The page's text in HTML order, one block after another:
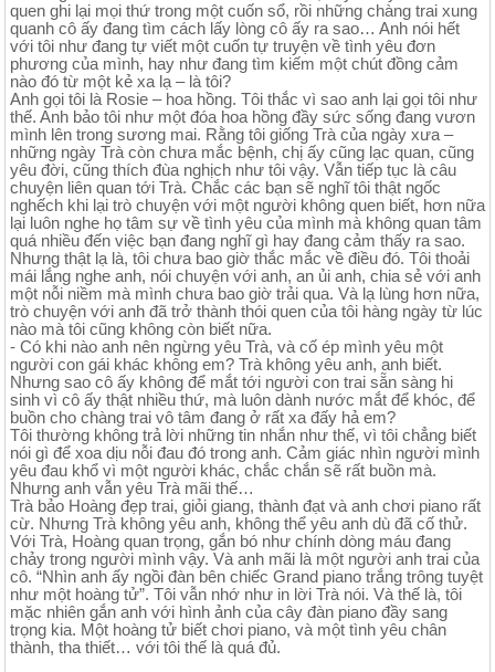
quen ghi lại mọi thứ trong một cuốn sổ, rồi những chàng trai xung
quanh cô ấy đang tìm cách lấy lòng cô ấy ra sao… Anh nói hết
với tôi như đang tự viết một cuốn tự truyện về tình yêu đơn
phương của mình, hay như đang tìm kiếm một chút đồng cảm
nào đó từ một kẻ xa lạ – là tôi?
Anh gọi tôi là Rosie – hoa hồng. Tôi thắc vì sao anh lại gọi tôi như
thế. Anh bảo tôi như một đóa hoa hồng đầy sức sống đang vươn
mình lên trong sương mai. Rằng tôi giống Trà của ngày xưa –
những ngày Trà còn chưa mắc bệnh, chị ấy cũng lạc quan, cũng
yêu đời, cũng thích đùa nghịch như tôi vậy. Vẫn tiếp tục là câu
chuyện liên quan tới Trà. Chắc các bạn sẽ nghĩ tôi thật ngốc
nghếch khi lại trò chuyện với một người không quen biết, hơn nữa
lại luôn nghe họ tâm sự về tình yêu của mình mà không quan tâm
quá nhiều đến việc bạn đang nghĩ gì hay đang cảm thấy ra sao.
Nhưng thật lạ là, tôi chưa bao giờ thắc mắc về điều đó. Tôi thoải
mái lắng nghe anh, nói chuyện với anh, an ủi anh, chia sẻ với anh
một nỗi niềm mà mình chưa bao giờ trải qua. Và lạ lùng hơn nữa,
trò chuyện với anh đã trở thành thói quen của tôi hàng ngày từ lúc
nào mà tôi cũng không còn biết nữa.
- Có khi nào anh nên ngừng yêu Trà, và cố ép mình yêu một
người con gái khác không em? Trà không yêu anh, anh biết.
Nhưng sao cô ấy không để mắt tới người con trai sẵn sàng hi
sinh vì cô ấy thật nhiều thứ, mà luôn dành nước mắt để khóc, để
buồn cho chàng trai vô tâm đang ở rất xa đấy hả em?
Tôi thường không trả lời những tin nhắn như thế, vì tôi chẳng biết
nói gì để xoa dịu nỗi đau đó trong anh. Cảm giác nhìn người mình
yêu đau khổ vì một người khác, chắc chắn sẽ rất buồn mà.
Nhưng anh vẫn yêu Trà mãi thế…
Trà bảo Hoàng đẹp trai, giỏi giang, thành đạt và anh chơi piano rất
cừ. Nhưng Trà không yêu anh, không thể yêu anh dù đã cố thử.
Với Trà, Hoàng quan trọng, gắn bó như chính dòng máu đang
chảy trong người mình vậy. Và anh mãi là một người anh trai của
cô. “Nhìn anh ấy ngồi đàn bên chiếc Grand piano trắng trông tuyệt
như một hoàng tử”. Tôi vẫn nhớ như in lời Trà nói. Và thế là, tôi
mặc nhiên gắn anh với hình ảnh của cây đàn piano đầy sang
trọng kia. Một hoàng tử biết chơi piano, và một tình yêu chân
thành, tha thiết… với tôi thế là quá đủ.